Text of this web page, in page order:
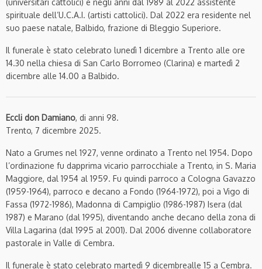
(universitari cattolici) e negli anni dal 1989 al 2022 assistente
spirituale dell’U.C.A.I. (artisti cattolici). Dal 2022 era residente nel
suo paese natale, Balbido, frazione di Bleggio Superiore.
Il funerale è stato celebrato lunedì 1 dicembre a Trento alle ore
14.30 nella chiesa di San Carlo Borromeo (Clarina) e martedì 2
dicembre alle 14.00 a Balbido.
Eccli don Damiano, di anni 98.
Trento, 7 dicembre 2025.
Nato a Grumes nel 1927, venne ordinato a Trento nel 1954. Dopo
l’ordinazione fu dapprima vicario parrocchiale a Trento, in S. Maria
Maggiore, dal 1954 al 1959. Fu quindi parroco a Cologna Gavazzo
(1959-1964), parroco e decano a Fondo (1964-1972), poi a Vigo di
Fassa (1972-1986), Madonna di Campiglio (1986-1987) Isera (dal
1987) e Marano (dal 1995), diventando anche decano della zona di
Villa Lagarina (dal 1995 al 2001). Dal 2006 divenne collaboratore
pastorale in Valle di Cembra.
Il funerale è stato celebrato martedì 9 dicembrealle 15 a Cembra.